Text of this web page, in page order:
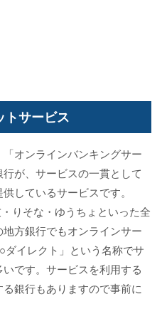
トサービス
オンラインバンキングサー
が、サービスの一貫として
しているサービスです。
りそな・ゆうちょといった全
方銀行でもオンラインサー
ダイレクト」という名称でサ
です。サービスを利用する
銀行もありますので事前に